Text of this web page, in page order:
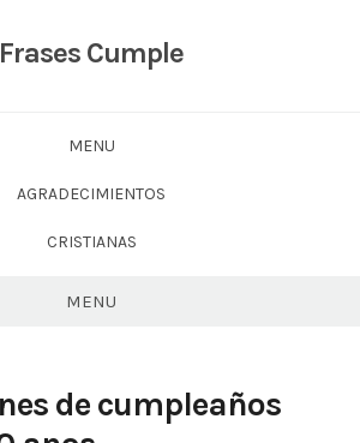
Frases Cumple
MENU
AGRADECIMIENTOS
CRISTIANAS
MENU
de cumpleaños